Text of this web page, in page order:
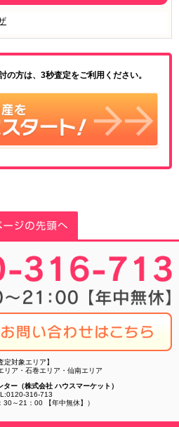
の方は、3秒査定をご利用ください。
定対象エリア】
リア・石巻エリア・仙南エリア
ー（株式会社 ハウスマーケット）
316-713
～21：00 【年中無休】）